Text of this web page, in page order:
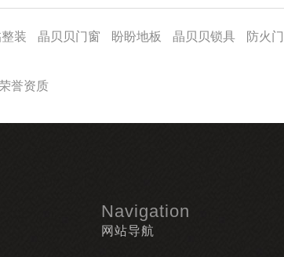
装 晶贝贝门窗 盼盼地板 晶贝贝锁具 防火门
誉资质
Navigation
网站导航